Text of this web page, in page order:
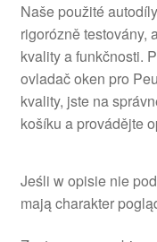
Naše použité
rigorózně testovány,
kvality a funkčnosti.
ovladač oken pro
kvality, jste na
košíku a provádějte
Jeśli w opisie nie
mają charakter